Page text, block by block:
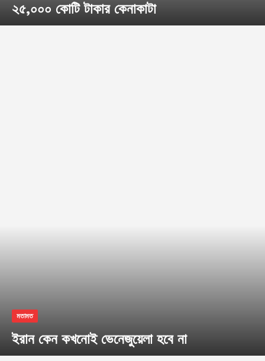
২৫,০০০ কোটি টাকার কেনাকাটা
মতামত
ইরান কেন কখনোই ভেনেজুয়েলা হবে না